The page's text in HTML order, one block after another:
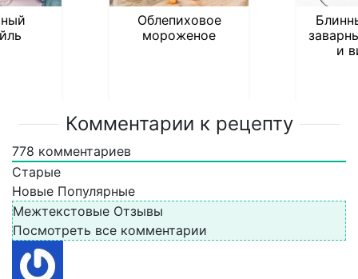
Облепиховое
мороженое
и
Комментарии к рецепту
778 комментариев
Старые
Новые Популярные
Межтекстовые Отзывы
Посмотреть все комментарии